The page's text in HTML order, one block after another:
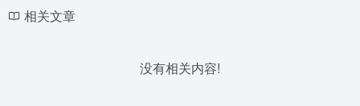
相关文章
没有相关内容!